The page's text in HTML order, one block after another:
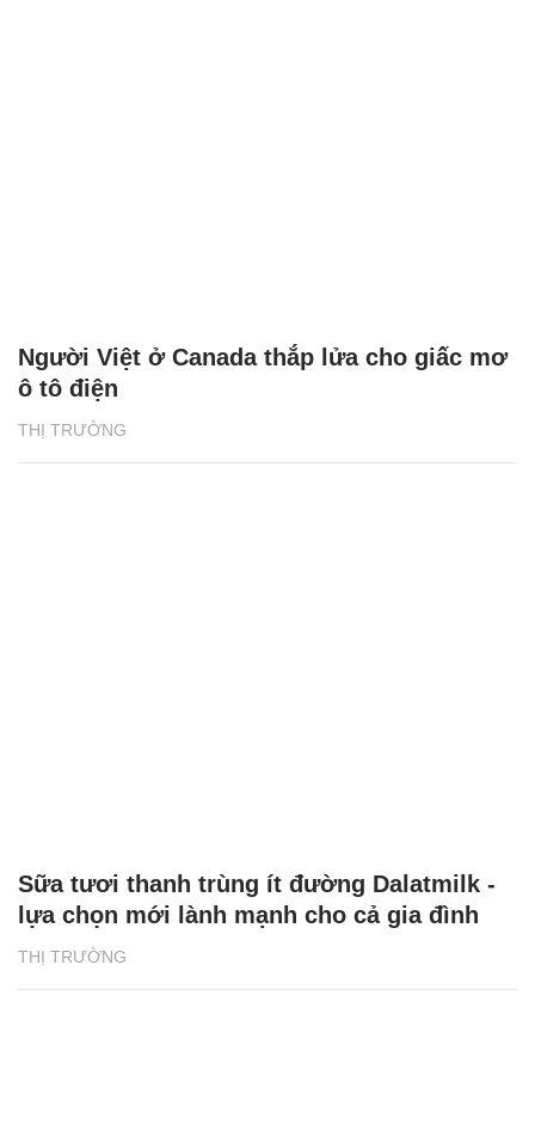
THỊ TRƯỜNG
Người Việt ở Canada thắp lửa cho giấc mơ
ô tô điện
THỊ TRƯỜNG
Sữa tươi thanh trùng ít đường Dalatmilk -
lựa chọn mới lành mạnh cho cả gia đình